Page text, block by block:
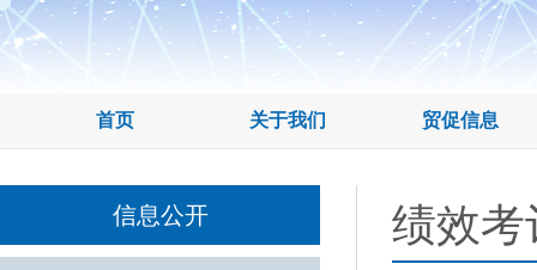
首页 关于我们 贸促信息
信息公开 绩效考